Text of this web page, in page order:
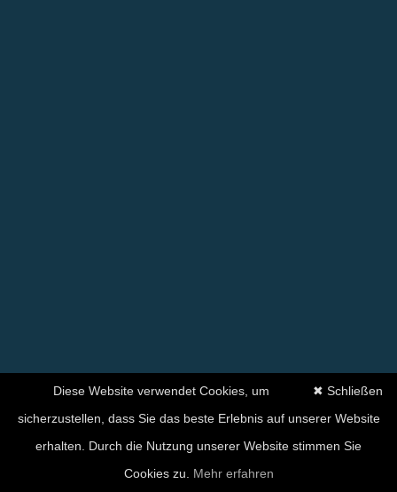
✖ Schließen
Diese Website verwendet Cookies, um
sicherzustellen, dass Sie das beste Erlebnis auf unserer Website
erhalten. Durch die Nutzung unserer Website stimmen Sie
Cookies zu. Mehr erfahren